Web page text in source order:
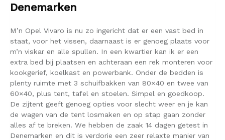
Denemarken
M’n Opel Vivaro is nu zo ingericht dat er een vast bed in
staat, voor het vissen, daarnaast is er genoeg plaats voor
m’n viskar en alle spullen. In een kwartier kan ik er een
extra bed bij plaatsen en achteraan een rek monteren voor
kookgerief, koelkast en powerbank. Onder de bedden is
plenty ruimte met 3 schuifbakken van 80×40 en twee van
60×40, plus tent, tafel en stoelen. Simpel en goedkoop.
De zijtent geeft genoeg opties voor slecht weer en je kan
de wagen van de tent losmaken en op stap gaan zonder
alles af te breken. We hebben de zaak 14 dagen getest in
Denemarken en dit is verdorie een zeer relaxte manier van